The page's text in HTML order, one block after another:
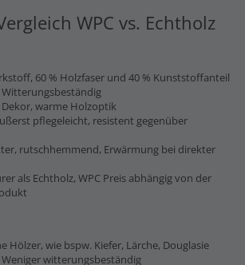
WPC vs. Echtholz
60 % Holzfaser und 40 % Kunststoffanteil
warme Holzoptik
pflegeleicht, resistent gegenüber
rutschhemmend, Erwärmung bei direkter
als Echtholz, WPC Preis abhängig von der
Hölzer, wie bspw. Kiefer, Lärche, Douglasie
witterungsbeständig